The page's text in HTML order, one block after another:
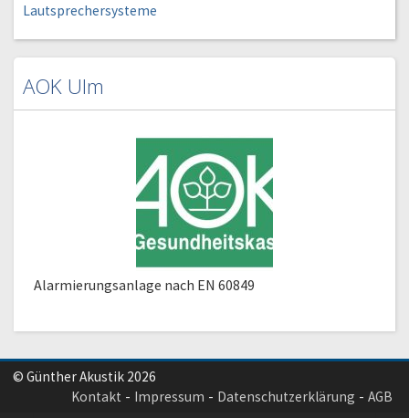
Lautsprechersysteme
AOK Ulm
Alarmierungsanlage nach EN 60849
© Günther Akustik 2026
AGB
Datenschutzerklärung
Impressum
Kontakt